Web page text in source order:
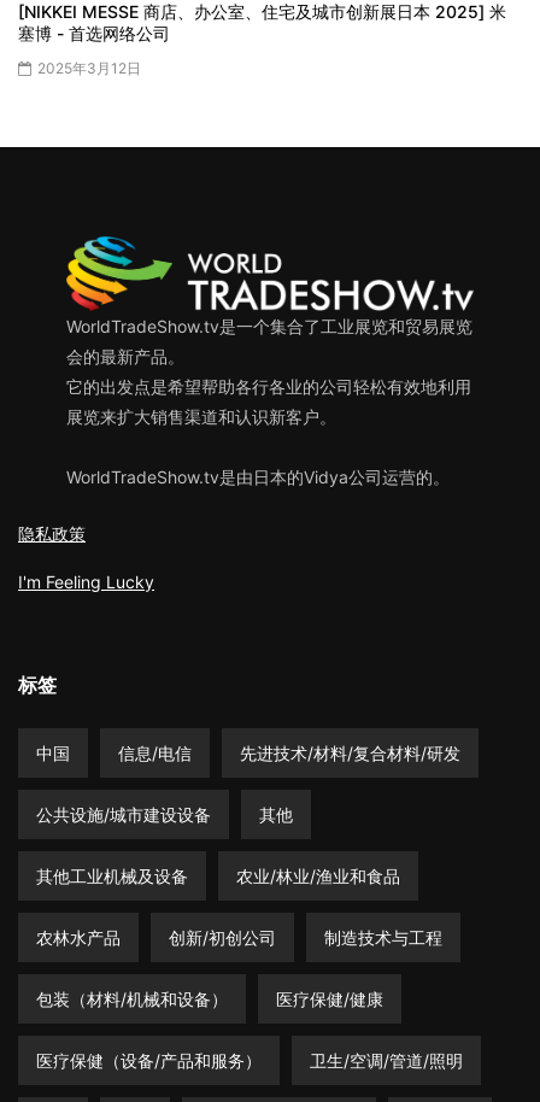
[NIKKEI MESSE 商店、办公室、住宅及城市创新展日本 2025] 米
塞博 - 首选网络公司
2025年3月12日
WorldTradeShow.tv是一个集合了工业展览和贸易展览
会的最新产品。
它的出发点是希望帮助各行各业的公司轻松有效地利用
展览来扩大销售渠道和认识新客户。
WorldTradeShow.tv是由日本的Vidya公司运营的。
隐私政策
I'm Feeling Lucky
标签
中国 信息/电信 先进技术/材料/复合材料/研发
公共设施/城市建设设备 其他
其他工业机械及设备 农业/林业/渔业和食品
农林水产品 创新/初创公司 制造技术与工程
包装（材料/机械和设备） 医疗保健/健康
医疗保健（设备/产品和服务） 卫生/空调/管道/照明